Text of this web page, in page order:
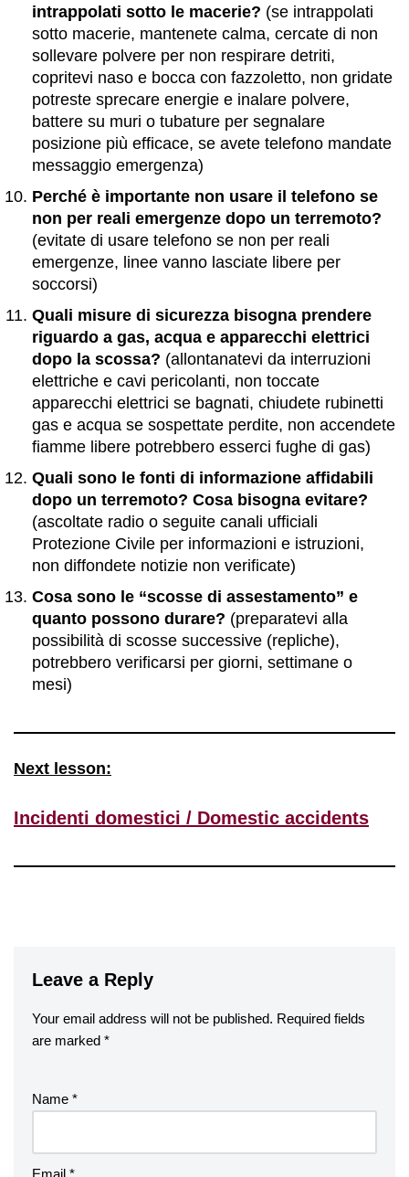
intrappolati sotto le macerie? (se intrappolati
sotto macerie, mantenete calma, cercate di non
sollevare polvere per non respirare detriti,
copritevi naso e bocca con fazzoletto, non gridate
potreste sprecare energie e inalare polvere,
battere su muri o tubature per segnalare
posizione più efficace, se avete telefono mandate
messaggio emergenza)
Perché è importante non usare il telefono se
non per reali emergenze dopo un terremoto?
(evitate di usare telefono se non per reali
emergenze, linee vanno lasciate libere per
soccorsi)
Quali misure di sicurezza bisogna prendere
riguardo a gas, acqua e apparecchi elettrici
dopo la scossa? (allontanatevi da interruzioni
elettriche e cavi pericolanti, non toccate
apparecchi elettrici se bagnati, chiudete rubinetti
gas e acqua se sospettate perdite, non accendete
fiamme libere potrebbero esserci fughe di gas)
Quali sono le fonti di informazione affidabili
dopo un terremoto? Cosa bisogna evitare?
(ascoltate radio o seguite canali ufficiali
Protezione Civile per informazioni e istruzioni,
non diffondete notizie non verificate)
Cosa sono le “scosse di assestamento” e
quanto possono durare? (preparatevi alla
possibilità di scosse successive (repliche),
potrebbero verificarsi per giorni, settimane o
mesi)
Next lesson:
Incidenti domestici / Domestic accidents
Leave a Reply
Your email address will not be published. Required fields
are marked *
Name *
Email *